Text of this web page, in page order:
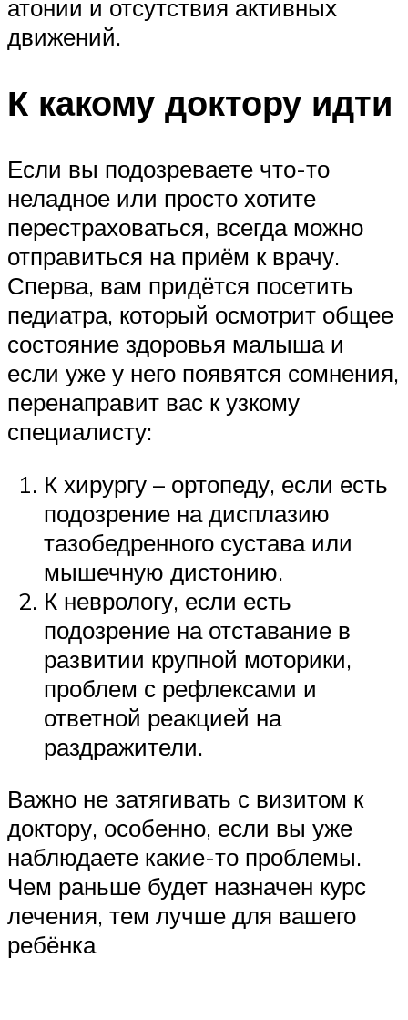
атонии и отсутствия активных
движений.
К какому доктору идти
Если вы подозреваете что-то
неладное или просто хотите
перестраховаться, всегда можно
отправиться на приём к врачу.
Сперва, вам придётся посетить
педиатра, который осмотрит общее
состояние здоровья малыша и
если уже у него появятся сомнения,
перенаправит вас к узкому
специалисту:
К хирургу – ортопеду, если есть
подозрение на дисплазию
тазобедренного сустава или
мышечную дистонию.
К неврологу, если есть
подозрение на отставание в
развитии крупной моторики,
проблем с рефлексами и
ответной реакцией на
раздражители.
Важно не затягивать с визитом к
доктору, особенно, если вы уже
наблюдаете какие-то проблемы.
Чем раньше будет назначен курс
лечения, тем лучше для вашего
ребёнка